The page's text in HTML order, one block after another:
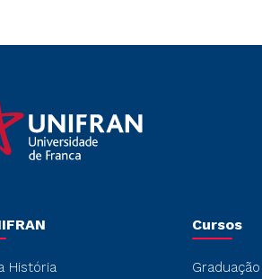
História
Cursos
Graduação